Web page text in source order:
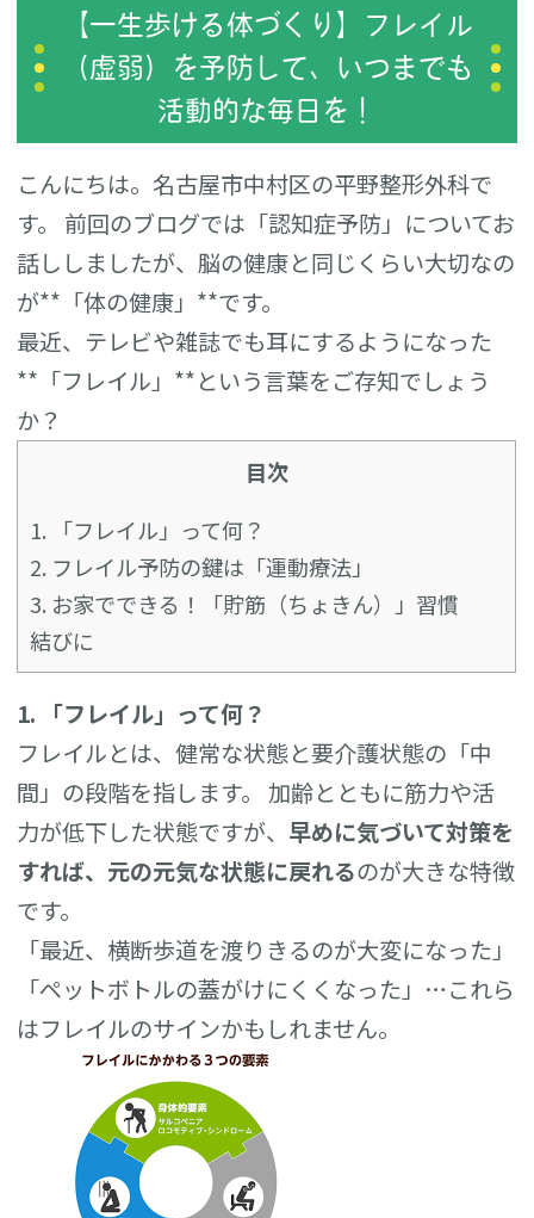
【一生歩ける体づくり】フレイル
（虚弱）を予防して、いつまでも
活動的な毎日を！
こんにちは。名古屋市中村区の平野整形外科で
す。 前回のブログでは「認知症予防」についてお
話ししましたが、脳の健康と同じくらい大切なの
が**「体の健康」**です。
最近、テレビや雑誌でも耳にするようになった
**「フレイル」**という言葉をご存知でしょう
か？
目次
1. 「フレイル」って何？
2. フレイル予防の鍵は「運動療法」
3. お家でできる！「貯筋（ちょきん）」習慣
結びに
1. 「フレイル」って何？
フレイルとは、健常な状態と要介護状態の「中
間」の段階を指します。 加齢とともに筋力や活
力が低下した状態ですが、 早めに気づいて対策を
すれば、元の元気な状態に戻れるのが大きな特徴
です。
「最近、横断歩道を渡りきるのが大変になった」
「ペットボトルの蓋がけにくくなった」…これら
はフレイルのサインかもしれません。